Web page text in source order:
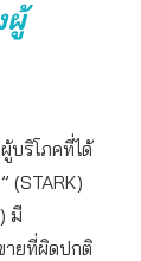
ผู้
บริโภคที่ได้
(STARK)
มี
ายที่ผิดปกติ